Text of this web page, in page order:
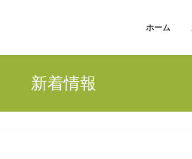
ホーム
新着情報